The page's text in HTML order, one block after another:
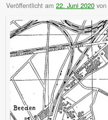
Veröffentlicht am 22. Juni 2020 von